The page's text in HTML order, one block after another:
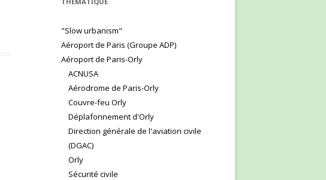
"Slow urbanism"
Aéroport de Paris (Groupe ADP)
Aéroport de Paris-Orly
ACNUSA
Aérodrome de Paris-Orly
Couvre-feu Orly
Déplafonnement d'Orly
Direction générale de l'aviation civile
(DGAC)
Orly
Sécurité civile